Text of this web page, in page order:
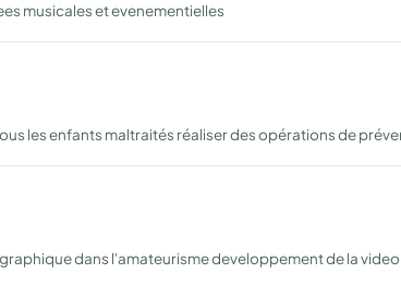
musicales et evenementielles
les enfants maltraités réaliser des opérations de
dans l'amateurisme developpement de la video